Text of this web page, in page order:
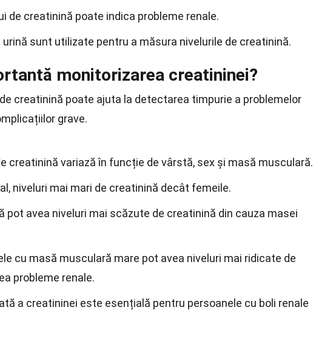
de creatinină poate indica probleme renale.
sunt utilizate pentru a măsura nivelurile de creatinină.
monitorizarea creatininei?
creatinină poate ajuta la detectarea timpurie a problemelor
grave.
creatinină variază în funcție de vârstă, sex și masă musculară.
niveluri mai mari de creatinină decât femeile.
pot avea niveluri mai scăzute de creatinină din cauza masei
cu masă musculară mare pot avea niveluri mai ridicate de
probleme renale.
a creatininei este esențială pentru persoanele cu boli renale